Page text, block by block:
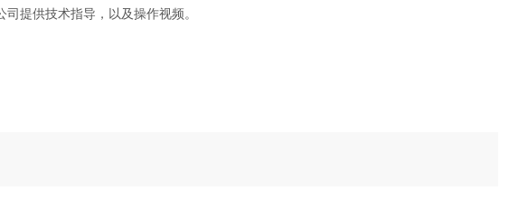
提供技术指导，以及操作视频。